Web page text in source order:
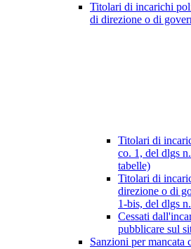
Titolari di incarichi
di direzione o di
Titolari di
co. 1, del dlgs
tabelle)
Titolari di
direzione o di
1-bis, del dlgs
Cessati
pubblicare sul
Sanzioni per mancata